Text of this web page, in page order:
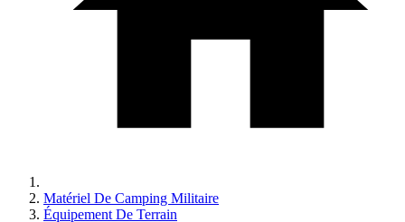
Matériel De Camping Militaire
Équipement De Terrain